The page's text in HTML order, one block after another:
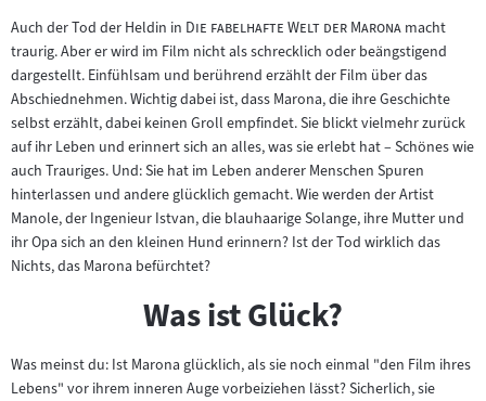
Auch der Tod der Heldin in "Die fabelhafte Welt der Marona"macht
traurig. Aber er wird im Film nicht als schrecklich oder beängstigend
dargestellt. Einfühlsam und berührend erzählt der Film über das
Abschiednehmen. Wichtig dabei ist, dass Marona, die ihre Geschichte
selbst erzählt, dabei keinen Groll empfindet. Sie blickt vielmehr zurück
auf ihr Leben und erinnert sich an alles, was sie erlebt hat – Schönes wie
auch Trauriges. Und: Sie hat im Leben anderer Menschen Spuren
hinterlassen und andere glücklich gemacht. Wie werden der Artist
Manole, der Ingenieur Istvan, die blauhaarige Solange, ihre Mutter und
ihr Opa sich an den kleinen Hund erinnern? Ist der Tod wirklich das
Nichts, das Marona befürchtet?
Was ist Glück?
Was meinst du: Ist Marona glücklich, als sie noch einmal "den Film ihres
Lebens" vor ihrem inneren Auge vorbeiziehen lässt? Sicherlich, sie